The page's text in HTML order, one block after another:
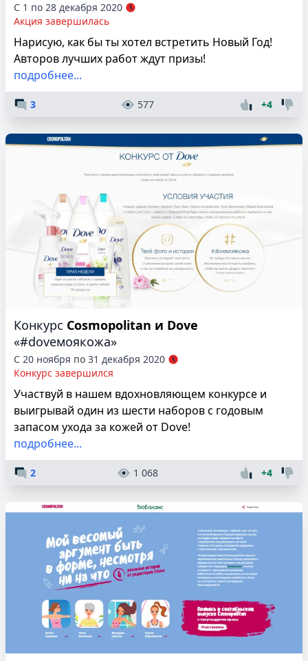
С 1 по 28 декабря 2020
Акция завершилась
Нарисую, как бы ты хотел встретить Новый Год!
Авторов лучших работ ждут призы!
подробнее...
3 577 +4
Конкурс Cosmopolitan и Dove
«#doveмоякожа»
С 20 ноября по 31 декабря 2020
Конкурс завершился
Участвуй в нашем вдохновляющем конкурсе и
выигрывай один из шести наборов с годовым
запасом ухода за кожей от Dove!
подробнее...
2 1 068 +4